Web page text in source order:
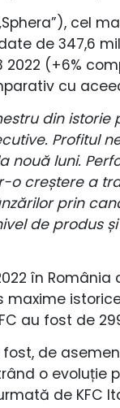
cel
de 347,6
2022 (+6%
cu
din istorie
Profitul
nouă luni.
creștere a
prin
de produs
în
maxime
au fost de
de
o
de KFC